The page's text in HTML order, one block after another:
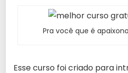
Pra você que é
Esse curso foi criado para